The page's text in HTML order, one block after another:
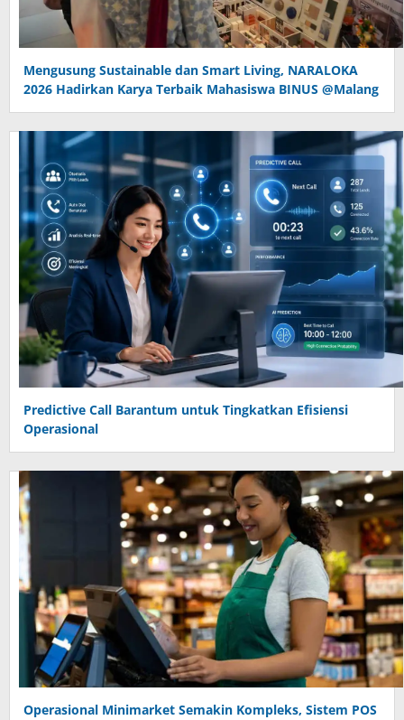
Mengusung Sustainable dan Smart Living, NARALOKA
2026 Hadirkan Karya Terbaik Mahasiswa BINUS @Malang
Predictive Call Barantum untuk Tingkatkan Efisiensi
Operasional
Operasional Minimarket Semakin Kompleks, Sistem POS